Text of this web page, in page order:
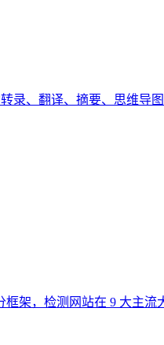
录、翻译、摘要、思维
框架，检测网站在 9 大主